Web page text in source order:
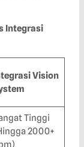
Integrasi
Vision
Tinggi
2000+